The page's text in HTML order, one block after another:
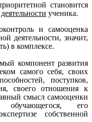
становится
ученика.
и самооценка
деятельности, значит,
в комплексе.
компонент развития
самого себя, своих
поступков,
своего отношения к
смысл самооценки
обучающегося, его
собственной